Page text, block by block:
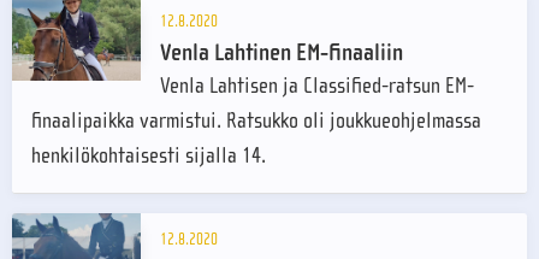
12.8.2020
Venla Lahtinen EM-finaaliin
Venla Lahtisen ja Classified-ratsun EM-
finaalipaikka varmistui. Ratsukko oli joukkueohjelmassa
henkilökohtaisesti sijalla 14.
12.8.2020